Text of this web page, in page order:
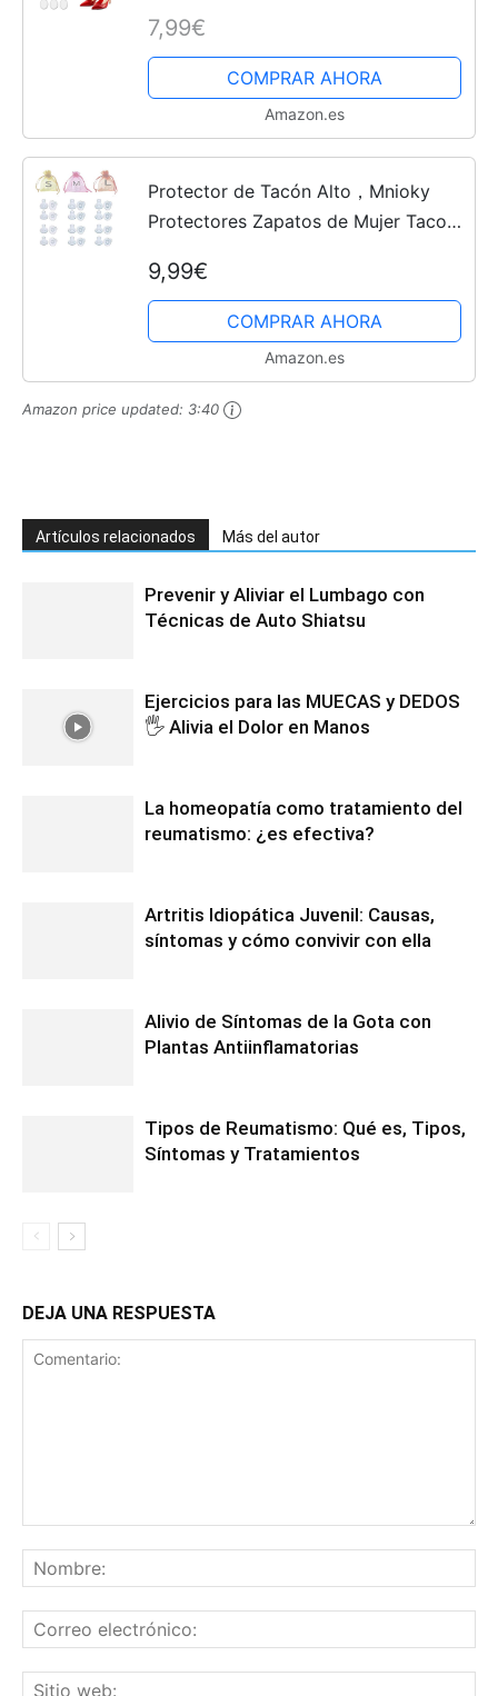
Gel Transparente Plantillas Tacones
Altos...
7,99€
COMPRAR AHORA
Amazon.es
Protector de Tacón Alto，Mnioky
Protectores Zapatos de Mujer Tacos
Ocasiones Formal
9,99€
COMPRAR AHORA
Amazon.es
Amazon price updated: 3:40
Artículos relacionados Más del autor
Prevenir y Aliviar el Lumbago con
Técnicas de Auto Shiatsu
Ejercicios para las MUECAS y DEDOS
🖐️ Alivia el Dolor en Manos
La homeopatía como tratamiento del
reumatismo: ¿es efectiva?
Artritis Idiopática Juvenil: Causas,
síntomas y cómo convivir con ella
Alivio de Síntomas de la Gota con
Plantas Antiinflamatorias
Tipos de Reumatismo: Qué es, Tipos,
Síntomas y Tratamientos
DEJA UNA RESPUESTA